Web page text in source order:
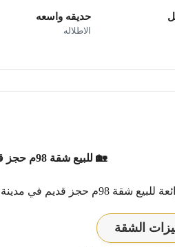
حديقه واسعه
الاطلاله
🏡 للبيع شقة 98م حجز قديم في مدينة نور مع تايكون العقاري – الفخامة تبدأ هنا!
حجز قديم في مدينة نور مع
الشقة